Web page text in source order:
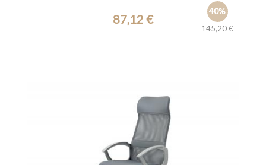
40%
145,20 €
87,12 €